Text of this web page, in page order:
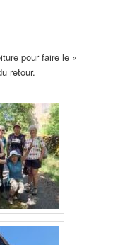
pour faire le «
retour.